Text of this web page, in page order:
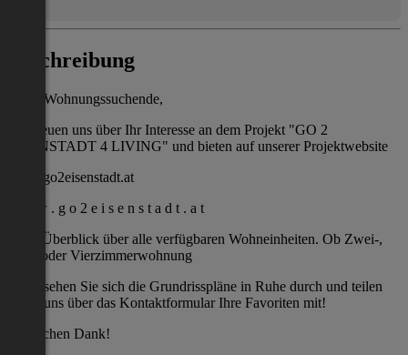
Beschreibung
Liebe Wohnungssuchende,
Wir freuen uns über Ihr Interesse an dem Projekt "GO 2
EISENSTADT 4 LIVING" und bieten auf unserer Projektwebsite
www.go2eisenstadt.at
w w w . g o 2 e i s e n s t a d t . a t
einen Überblick über alle verfügbaren Wohneinheiten. Ob Zwei-,
Drei- oder Vierzimmerwohnung
sehen Sie sich die Grundrisspläne in Ruhe durch und teilen
uns über das Kontaktformular Ihre Favoriten mit!
Herzlichen Dank!